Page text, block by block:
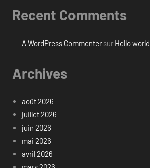
Recent Comments
A WordPress Commentersur Hello
Archives
août 2026
juillet 2026
juin 2026
mai 2026
avril 2026